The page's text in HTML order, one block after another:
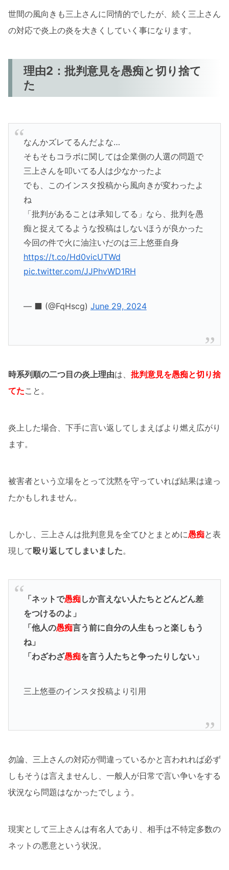
世間の風向きも三上さんに同情的でしたが、続く三上さん
の対応で炎上の炎を大きくしていく事になります。
理由2：批判意見を愚痴と切り捨て
た
なんかズレてるんだよな…
そもそもコラボに関しては企業側の人選の問題で
三上さんを叩いてる人は少なかったよ
でも、このインスタ投稿から風向きが変わったよ
ね
「批判があることは承知してる」なら、批判を愚
痴と捉えてるような投稿はしないほうが良かった
今回の件で火に油注いだのは三上悠亜自身
https://t.co/Hd0vicUTWd
pic.twitter.com/JJPhvWD1RH
— ‍⬛ (@FqHscg) June 29, 2024
時系列順の二つ目の炎上理由は、 批判意見を愚痴と切り捨
てたこと。
炎上した場合、下手に言い返してしまえばより燃え広がり
ます。
被害者という立場をとって沈黙を守っていれば結果は違っ
たかもしれません。
しかし、三上さんは批判意見を全てひとまとめに愚痴と表
現して殴り返してしまいました。
「ネットで愚痴しか言えない人たちとどんどん差
をつけるのよ」
「他人の愚痴言う前に自分の人生もっと楽しもう
ね」
「わざわざ愚痴を言う人たちと争ったりしない」
三上悠亜のインスタ投稿より引用
勿論、三上さんの対応が間違っているかと言われれば必ず
しもそうは言えませんし、一般人が日常で言い争いをする
状況なら問題はなかったでしょう。
現実として三上さんは有名人であり、相手は不特定多数の
ネットの悪意という状況。